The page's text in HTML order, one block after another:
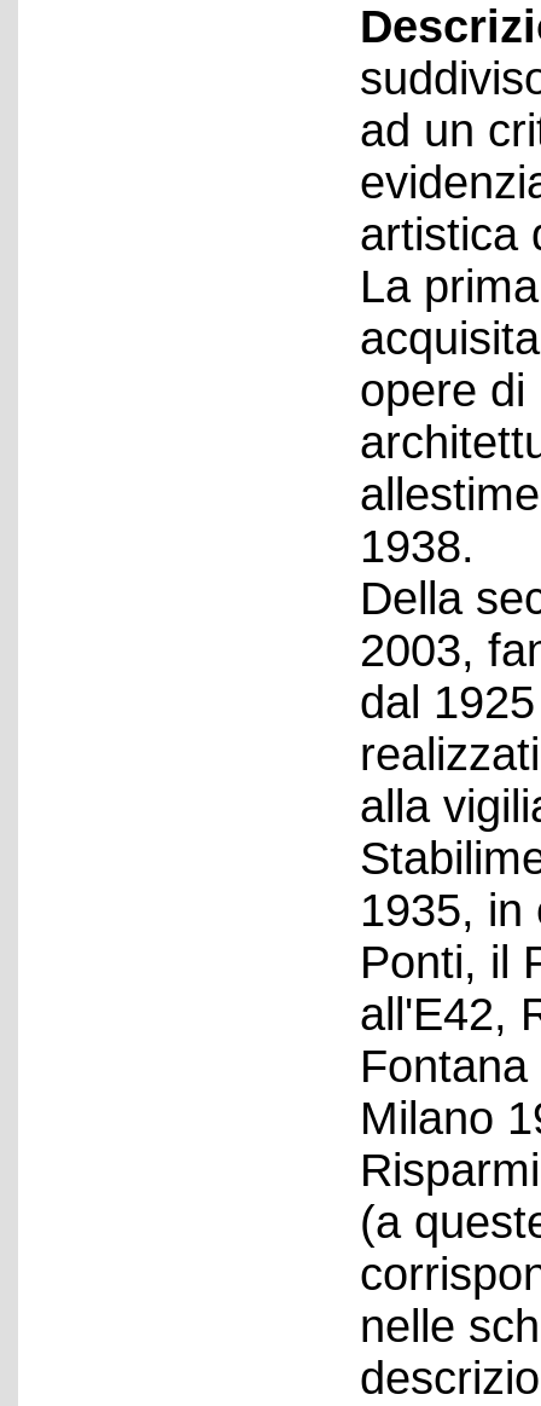
ad un
artistica
La
opere di
1938.
Della
2003,
dal
alla
1935, in
Ponti, il
all'E42,
Milano
(a
nelle